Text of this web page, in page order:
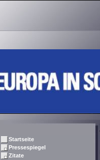
Startseite
Pressespiegel
Zitate